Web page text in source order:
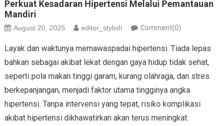
Perkuat Kesadaran Hipertensi Melalui Pemantauan
Mandiri
August 20, 2025 editor_stylish Comment(0)
Layak dan waktunya memawaspadai hipertensi. Tiada lepas
bahkan sebagai akibat lekat dengan gaya hidup tidak sehat,
seperti pola makan tinggi garam, kurang olahraga, dan stres
berkepanjangan, menjadi faktor utama tingginya angka
hipertensi. Tanpa intervensi yang tepat, risiko komplikasi
akibat hipertensi dikhawatirkan akan terus meningkat.